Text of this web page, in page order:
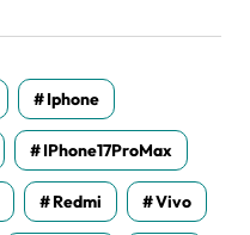
Iphone
IPhone17ProMax
Redmi Vivo